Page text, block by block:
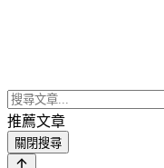
推薦文章
關閉搜尋